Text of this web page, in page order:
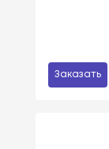
Заказать